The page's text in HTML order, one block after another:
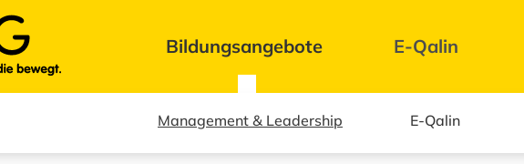
Gesundheitsdienst Bildungsangebote
Management & Leadership E-Qalin
E-Qalin